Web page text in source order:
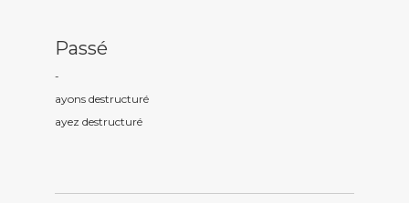
Passé
-
ayons destructuré
ayez destructuré